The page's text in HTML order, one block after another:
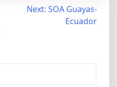
Next: SOA Guayas-
Ecuador